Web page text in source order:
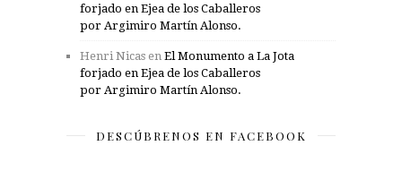
forjado en Ejea de los Caballeros
por Argimiro Martín Alonso.
Henri Nicas en El Monumento a La Jota
forjado en Ejea de los Caballeros
por Argimiro Martín Alonso.
DESCÚBRENOS EN FACEBOOK